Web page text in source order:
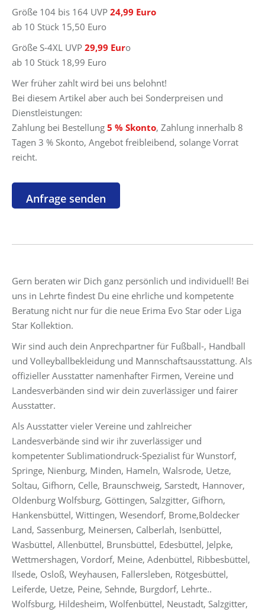
Größe 104 bis 164 UVP 24,99 Euro
ab 10 Stück 15,50 Euro
Größe S-4XL UVP 29,99 Euro
ab 10 Stück 18,99 Euro
Wer früher zahlt wird bei uns belohnt!
Bei diesem Artikel aber auch bei Sonderpreisen und
Dienstleistungen:
Zahlung bei Bestellung 5 % Skonto, Zahlung innerhalb 8
Tagen 3 % Skonto, Angebot freibleibend, solange Vorrat
reicht.
Gern beraten wir Dich ganz persönlich und individuell! Bei
uns in Lehrte findest Du eine ehrliche und kompetente
Beratung nicht nur für die neue Erima Evo Star oder Liga
Star Kollektion.
Wir sind auch dein Anprechpartner für Fußball-, Handball
und Volleyballbekleidung und Mannschaftsausstattung. Als
offizieller Ausstatter namenhafter Firmen, Vereine und
Landesverbänden sind wir dein zuverlässiger und fairer
Ausstatter.
Als Ausstatter vieler Vereine und zahlreicher
Landesverbände sind wir ihr zuverlässiger und
kompetenter Sublimationdruck-Spezialist für Wunstorf,
Springe, Nienburg, Minden, Hameln, Walsrode, Uetze,
Soltau, Gifhorn, Celle, Braunschweig, Sarstedt, Hannover,
Oldenburg Wolfsburg, Göttingen, Salzgitter, Gifhorn,
Hankensbüttel, Wittingen, Wesendorf, Brome,Boldecker
Land, Sassenburg, Meinersen, Calberlah, Isenbüttel,
Wasbüttel, Allenbüttel, Brunsbüttel, Edesbüttel, Jelpke,
Wettmershagen, Vordorf, Meine, Adenbüttel, Ribbesbüttel,
Ilsede, Osloß, Weyhausen, Fallersleben, Rötgesbüttel,
Leiferde, Uetze, Peine, Sehnde, Burgdorf, Lehrte..
Wolfsburg, Hildesheim, Wolfenbüttel, Neustadt, Salzgitter,